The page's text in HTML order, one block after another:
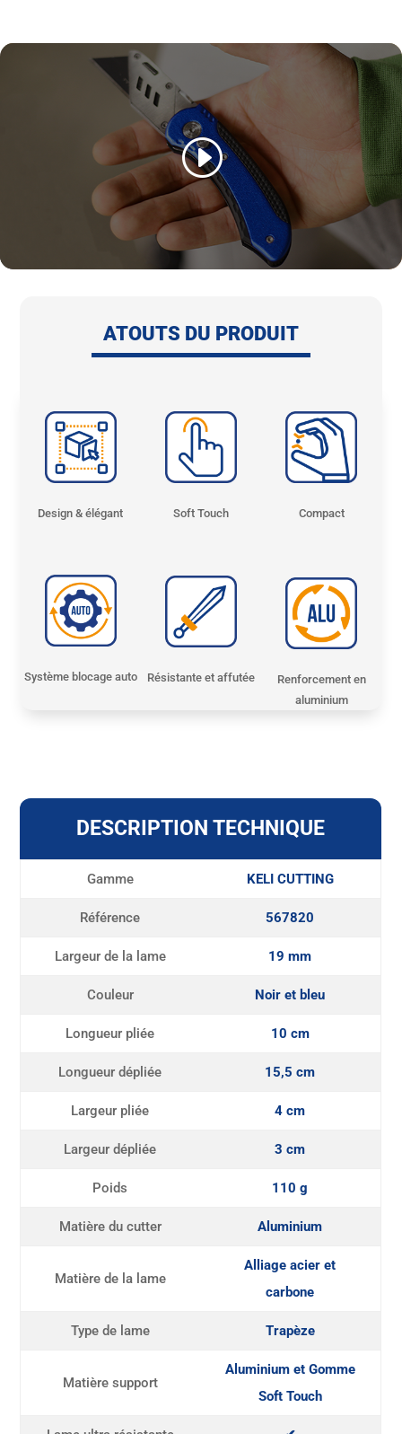
ATOUTS DU PRODUIT
Design & élégant
Système blocage auto
Soft Touch
Résistante et affutée
Compact
Renforcement en
aluminium
DESCRIPTION TECHNIQUE
Gamme KELI CUTTING
Référence 567820
Largeur de la lame 19 mm
Couleur Noir et bleu
Longueur pliée 10 cm
Longueur dépliée 15,5 cm
Largeur pliée 4 cm
Largeur dépliée 3 cm
Poids 110 g
Matière du cutter Aluminium
Matière de la lame
Alliage acier et
carbone
Type de lame Trapèze
Matière support
Aluminium et Gomme
Soft Touch